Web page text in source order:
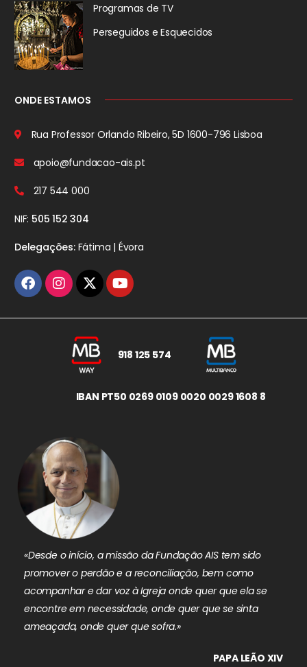
Programas de TV
Perseguidos e Esquecidos
ONDE ESTAMOS
Rua Professor Orlando Ribeiro, 5D 1600-796 Lisboa
apoio@fundacao-ais.pt
217 544 000
NIF: 505 152 304
Delegações:Fátima | Évora
918 125 574
IBAN PT50 0269 0109 0020 0029 1608 8
«Desde o início, a missão da Fundação AIS tem sido
promover o perdão e a reconciliação, bem como
acompanhar e dar voz à Igreja onde quer que ela se
encontre em necessidade, onde quer que se sinta
ameaçada, onde quer que sofra.»
PAPA LEÃO XIV